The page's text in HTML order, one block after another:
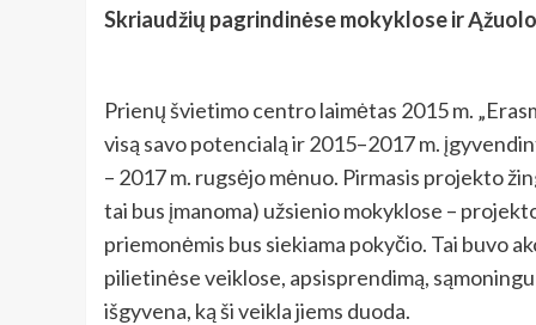
Skriaudžių pagrindinėse mokyklose ir
Prienų švietimo centro laimėtas 2015 m.
visą savo potencialą ir 2015–2017 m.
– 2017 m. rugsėjo mėnuo. Pirmasis projekto
tai bus įmanoma) užsienio mokyklose –
priemonėmis bus siekiama pokyčio. Tai buvo
pilietinėse veiklose, apsisprendimą,
išgyvena, ką ši veikla jiems duoda.